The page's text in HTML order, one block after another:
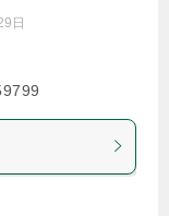
日